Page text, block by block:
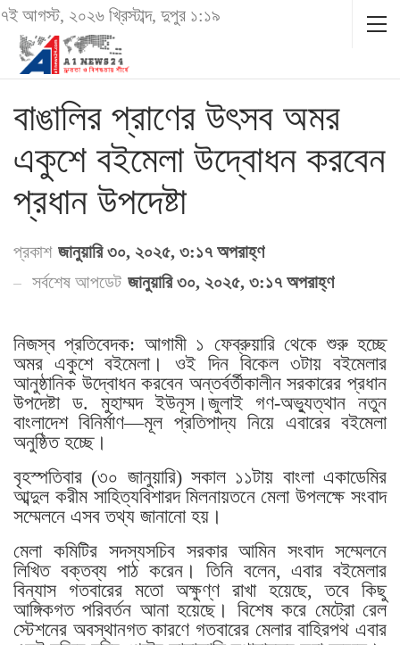
৭ই আগস্ট, ২০২৬ খ্রিস্টাব্দ, দুপুর ১:১৯
বাঙালির প্রাণের উৎসব অমর
একুশে বইমেলা উদ্বোধন করবেন
প্রধান উপদেষ্টা
প্রকাশ জানুয়ারি ৩০, ২০২৫, ৩:১৭ অপরাহ্ণ
সর্বশেষ আপডেট জানুয়ারি ৩০, ২০২৫, ৩:১৭ অপরাহ্ণ
নিজস্ব প্রতিবেদক: আগামী ১ ফেব্রুয়ারি থেকে শুরু হচ্ছে
অমর একুশে বইমেলা। ওই দিন বিকেল ৩টায় বইমেলার
আনুষ্ঠানিক উদ্বোধন করবেন অন্তর্বর্তীকালীন সরকারের প্রধান
উপদেষ্টা ড. মুহাম্মদ ইউনূস।জুলাই গণ-অভ্যুত্থান নতুন
বাংলাদেশ বিনির্মাণ—মূল প্রতিপাদ্য নিয়ে এবারের বইমেলা
অনুষ্ঠিত হচ্ছে।
বৃহস্পতিবার (৩০ জানুয়ারি) সকাল ১১টায় বাংলা একাডেমির
আব্দুল করীম সাহিত্যবিশারদ মিলনায়তনে মেলা উপলক্ষে সংবাদ
সম্মেলনে এসব তথ্য জানানো হয়।
মেলা কমিটির সদস্যসচিব সরকার আমিন সংবাদ সম্মেলনে
লিখিত বক্তব্য পাঠ করেন। তিনি বলেন, এবার বইমেলার
বিন্যাস গতবারের মতো অক্ষুণ্ণ রাখা হয়েছে, তবে কিছু
আঙ্গিকগত পরিবর্তন আনা হয়েছে। বিশেষ করে মেট্রো রেল
স্টেশনের অবস্থানগত কারণে গতবারের মেলার বাহিরপথ এবার